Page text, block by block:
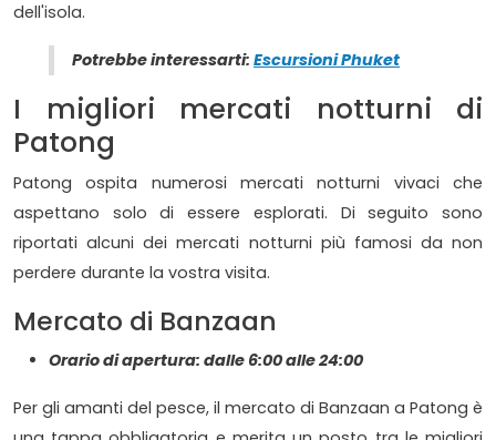
dell'isola.
Potrebbe interessarti: Escursioni Phuket
I migliori mercati notturni di
Patong
Patong ospita numerosi mercati notturni vivaci che
aspettano solo di essere esplorati. Di seguito sono
riportati alcuni dei mercati notturni più famosi da non
perdere durante la vostra visita.
Mercato di Banzaan
Orario di apertura: dalle 6:00 alle 24:00
Per gli amanti del pesce, il mercato di Banzaan a Patong è